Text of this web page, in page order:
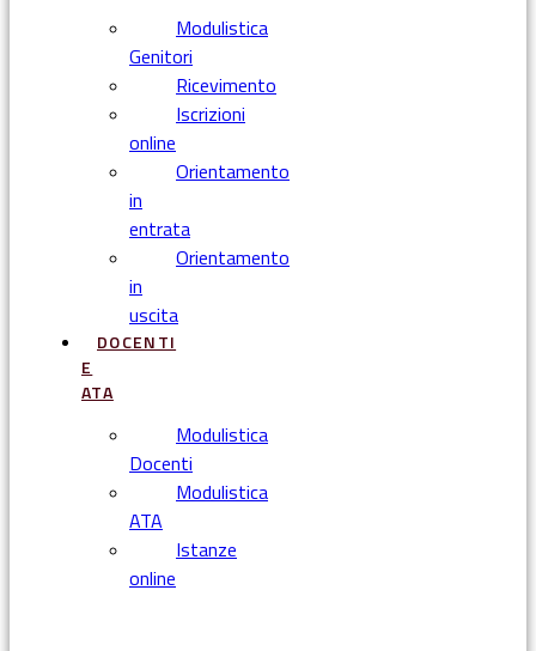
Modulistica
Genitori
Ricevimento
Iscrizioni
online
Orientamento
in
entrata
Orientamento
in
uscita
DOCENTI
E
ATA
Modulistica
Docenti
Modulistica
ATA
Istanze
online